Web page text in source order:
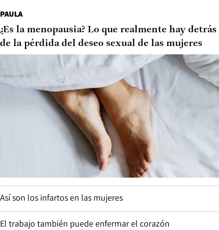
PAULA
¿Es la menopausia? Lo que realmente hay detrás
de la pérdida del deseo sexual de las mujeres
Así son los infartos en las mujeres
El trabajo también puede enfermar el corazón